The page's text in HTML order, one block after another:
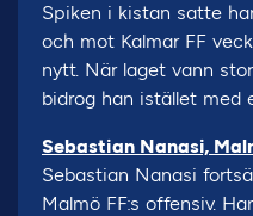
Spiken i kistan satte
och mot Kalmar FF
nytt. När laget vann
bidrog han istället med
Sebastian Nanasi,
Sebastian Nanasi
Malmö FF:s offensiv.